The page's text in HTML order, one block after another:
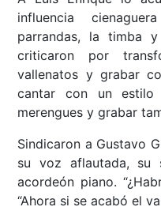
influencia
parrandas, la timba
criticaron por
vallenatos y grabar
cantar con un estilo
merengues y grabar
Sindicaron a Gustavo
su voz aflautada, su
acordeón piano.
“Ahora si se acabó el